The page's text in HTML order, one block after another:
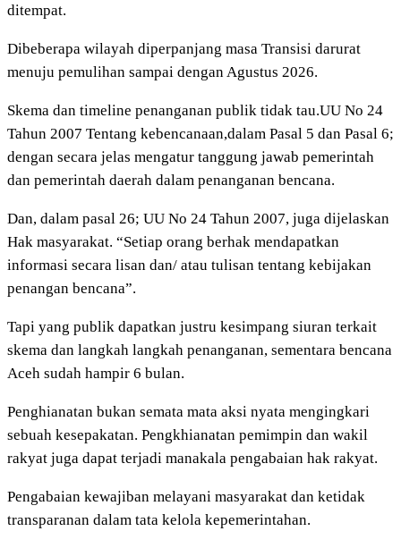
ditempat.
Dibeberapa wilayah diperpanjang masa Transisi darurat
menuju pemulihan sampai dengan Agustus 2026.
Skema dan timeline penanganan publik tidak tau.UU No 24
Tahun 2007 Tentang kebencanaan,dalam Pasal 5 dan Pasal 6;
dengan secara jelas mengatur tanggung jawab pemerintah
dan pemerintah daerah dalam penanganan bencana.
Dan, dalam pasal 26; UU No 24 Tahun 2007, juga dijelaskan
Hak masyarakat. “Setiap orang berhak mendapatkan
informasi secara lisan dan/ atau tulisan tentang kebijakan
penangan bencana”.
Tapi yang publik dapatkan justru kesimpang siuran terkait
skema dan langkah langkah penanganan, sementara bencana
Aceh sudah hampir 6 bulan.
Penghianatan bukan semata mata aksi nyata mengingkari
sebuah kesepakatan. Pengkhianatan pemimpin dan wakil
rakyat juga dapat terjadi manakala pengabaian hak rakyat.
Pengabaian kewajiban melayani masyarakat dan ketidak
transparanan dalam tata kelola kepemerintahan.